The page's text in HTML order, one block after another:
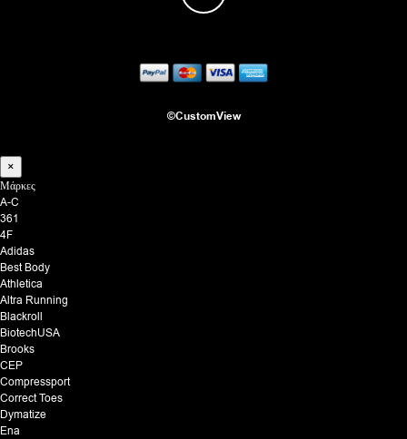
©CustomView
×
Μάρκες
A-C
361
4F
Adidas
Best Body
Athletica
Altra Running
Blackroll
BiotechUSA
Brooks
CEP
Compressport
Correct Toes
Dymatize
Ena